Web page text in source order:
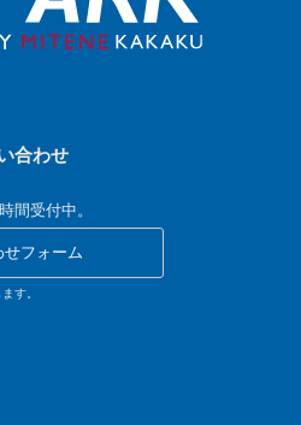
合わせ
間受付中。
せフォーム
す。